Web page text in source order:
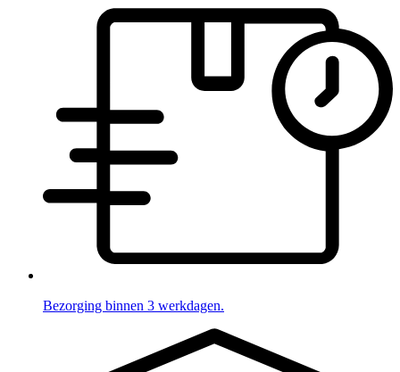
Bezorging binnen 3 werkdagen.